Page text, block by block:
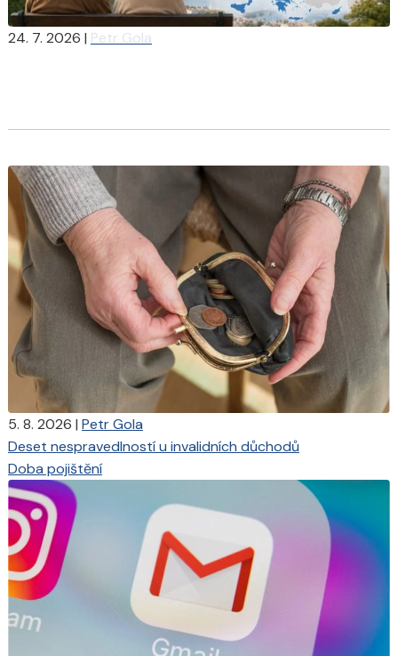
24. 7. 2026 | Petr Gola
5. 8. 2026 | Petr Gola
Deset nespravedlností u invalidních důchodů
Doba pojištění